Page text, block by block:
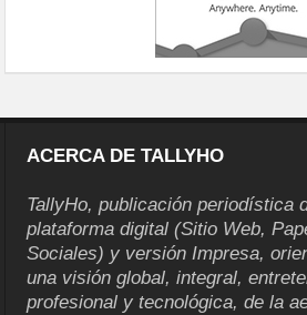
ACERCA DE TALLYHO
TallyHo, publicación periodística
plataforma digital (Sitio Web,
Sociales) y versión Impresa,
una visión global, integral,
profesional y tecnológica, de la